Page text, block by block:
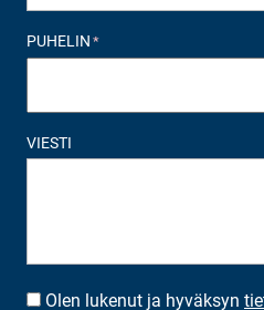
PUHELIN *
VIESTI
SUOSTUMUS*
Olen lukenut ja hyväksyn